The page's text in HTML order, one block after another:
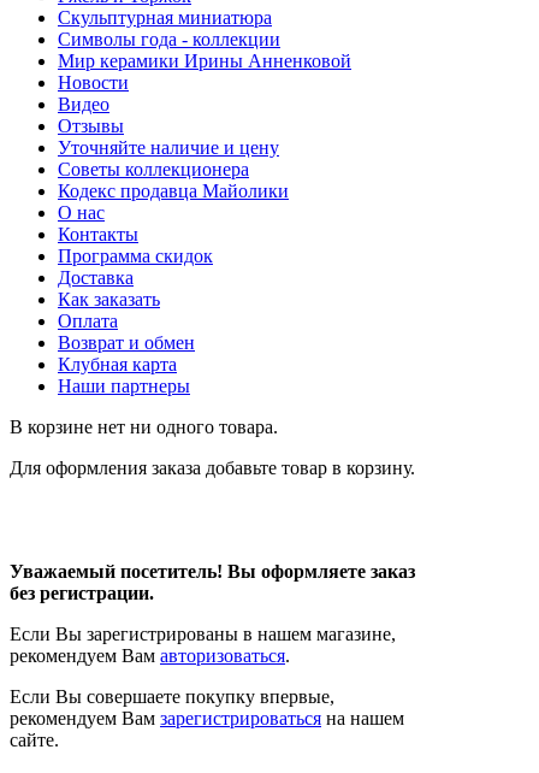
Скульптурная миниатюра
Символы года - коллекции
Мир керамики Ирины Анненковой
Новости
Видео
Отзывы
Уточняйте наличие и цену
Советы коллекционера
Кодекс продавца Майолики
О нас
Контакты
Программа скидок
Доставка
Как заказать
Оплата
Возврат и обмен
Клубная карта
Наши партнеры
В корзине нет ни одного товара.
Для оформления заказа добавьте товар в корзину.
Уважаемый посетитель! Вы оформляете заказ
без регистрации.
Если Вы зарегистрированы в нашем магазине,
рекомендуем Вам авторизоваться.
Если Вы совершаете покупку впервые,
рекомендуем Вам зарегистрироваться на нашем
сайте.